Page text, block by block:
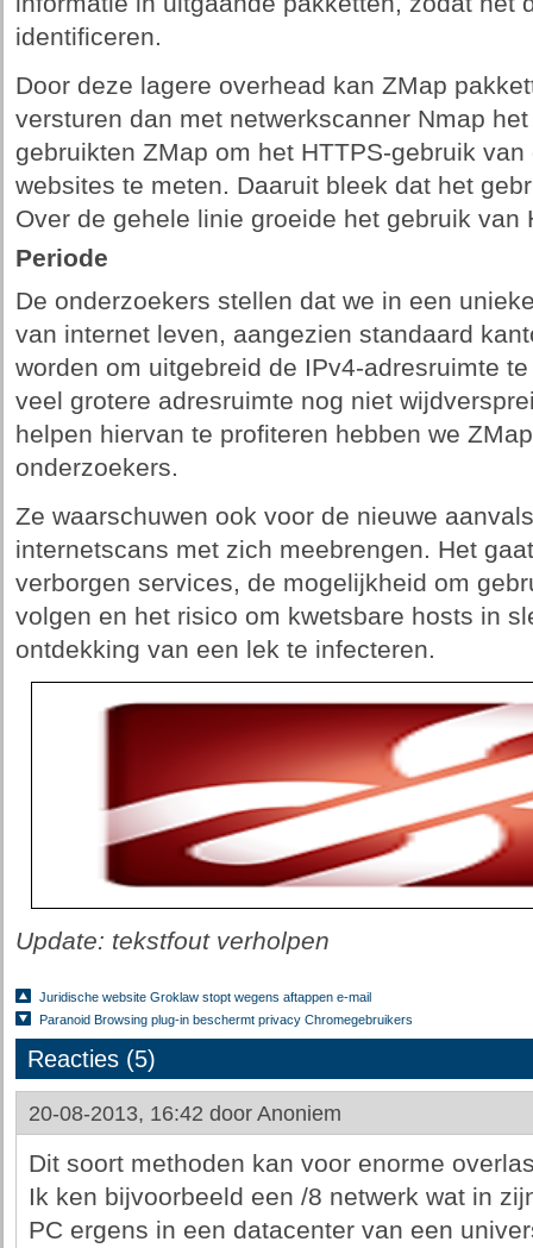
identificeren.
Door deze lagere overhead kan ZMap
versturen dan met netwerkscanner Nmap
gebruikten ZMap om het HTTPS-gebruik
websites te meten. Daaruit bleek dat het
Over de gehele linie groeide het gebruik van
Periode
De onderzoekers stellen dat we in een
van internet leven, aangezien standaard
worden om uitgebreid de IPv4-adresruimte
veel grotere adresruimte nog niet
helpen hiervan te profiteren hebben we
onderzoekers.
Ze waarschuwen ook voor de nieuwe
internetscans met zich meebrengen. Het
verborgen services, de mogelijkheid om
volgen en het risico om kwetsbare hosts in
ontdekking van een lek te infecteren.
Update: tekstfout verholpen
Juridische website Groklaw stopt wegens aftappen e-mail
Paranoid Browsing plug-in beschermt privacy Chromegebruikers
Reacties (5)
20-08-2013, 16:42 door Anoniem
Dit soort methoden kan voor enorme
Ik ken bijvoorbeeld een /8 netwerk wat in
PC ergens in een datacenter van een